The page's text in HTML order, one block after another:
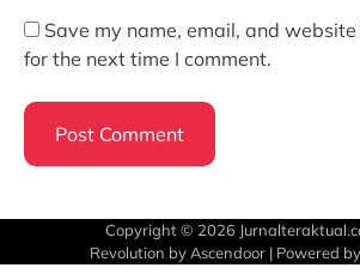
Save my name, email, and
for the next time I comment.
Copyright © 2026
Revolution by Ascendoor | Powered by